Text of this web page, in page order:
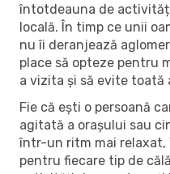
întotdeauna de
locală. În timp ce unii
nu îi deranjează
place să opteze pentru
a vizita și să evite toată
Fie că ești o persoană
agitată a orașului sau
într-un ritm mai relaxat,
pentru fiecare tip de